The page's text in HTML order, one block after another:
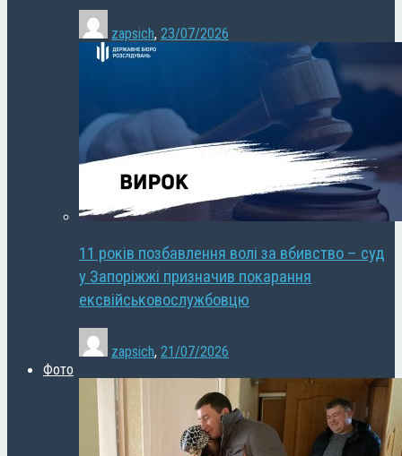
zapsich, 23/07/2026
11 років позбавлення волі за вбивство – суд
у Запоріжжі призначив покарання
ексвійськовослужбовцю
zapsich, 21/07/2026
Фото